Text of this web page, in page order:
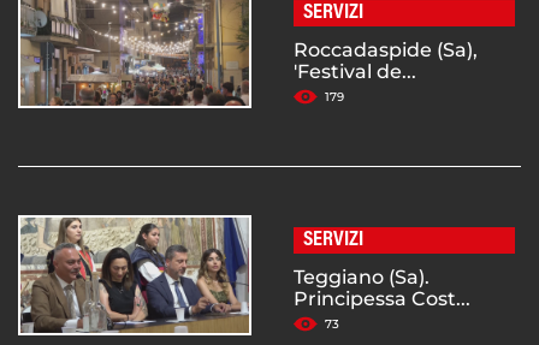
SERVIZI
Roccadaspide (Sa),
'Festival de...
179
SERVIZI
Teggiano (Sa).
Principessa Cost...
73